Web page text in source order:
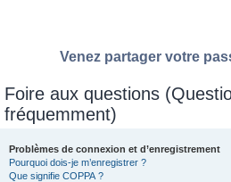
Venez partager votre
Foire aux questions
fréquemment)
Problèmes de connexion et d’enregistrement
Pourquoi dois-je m’enregistrer ?
Que signifie COPPA ?